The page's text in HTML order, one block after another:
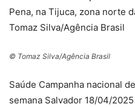
© Tomaz Silva/Agência Brasil
Saúde Campanha nacional
semana Salvador 18/04/